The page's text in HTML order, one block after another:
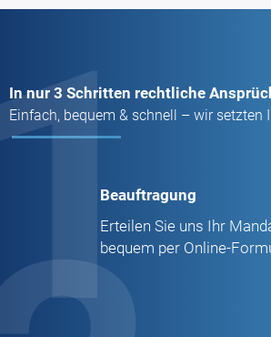
In nur 3 Schritten rechtliche
Einfach, bequem & schnell – wir setzten
Beauftragung
Erteilen Sie uns Ihr
bequem per Online-